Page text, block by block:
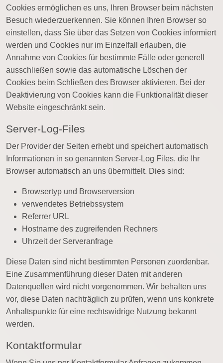
Cookies ermöglichen es uns, Ihren Browser beim nächsten
Besuch wiederzuerkennen. Sie können Ihren Browser so
einstellen, dass Sie über das Setzen von Cookies informiert
werden und Cookies nur im Einzelfall erlauben, die
Annahme von Cookies für bestimmte Fälle oder generell
ausschließen sowie das automatische Löschen der
Cookies beim Schließen des Browser aktivieren. Bei der
Deaktivierung von Cookies kann die Funktionalität dieser
Website eingeschränkt sein.
Server-Log-Files
Der Provider der Seiten erhebt und speichert automatisch
Informationen in so genannten Server-Log Files, die Ihr
Browser automatisch an uns übermittelt. Dies sind:
Browsertyp und Browserversion
verwendetes Betriebssystem
Referrer URL
Hostname des zugreifenden Rechners
Uhrzeit der Serveranfrage
Diese Daten sind nicht bestimmten Personen zuordenbar.
Eine Zusammenführung dieser Daten mit anderen
Datenquellen wird nicht vorgenommen. Wir behalten uns
vor, diese Daten nachträglich zu prüfen, wenn uns konkrete
Anhaltspunkte für eine rechtswidrige Nutzung bekannt
werden.
Kontaktformular